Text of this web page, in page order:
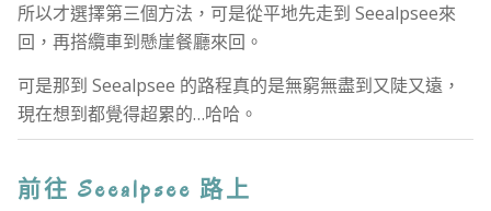
所以才選擇第三個方法，可是從平地先走到 Seealpsee來
回，再搭纜車到懸崖餐廳來回。
可是那到 Seealpsee 的路程真的是無窮無盡到又陡又遠，
現在想到都覺得超累的…哈哈。
前往 Seealpsee 路上